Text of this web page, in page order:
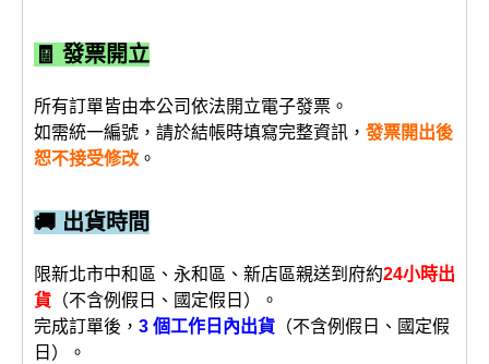
🧾 發票開立
所有訂單皆由本公司依法開立電子發票。
如需統一編號，請於結帳時填寫完整資訊， 發票開出後
恕不接受修改 。
🚚 出貨時間
限新北市中和區、永和區、新店區親送到府約24小時出
貨 （不含例假日、國定假日）。
完成訂單後， 3 個工作日內出貨 （不含例假日、國定假
日）。